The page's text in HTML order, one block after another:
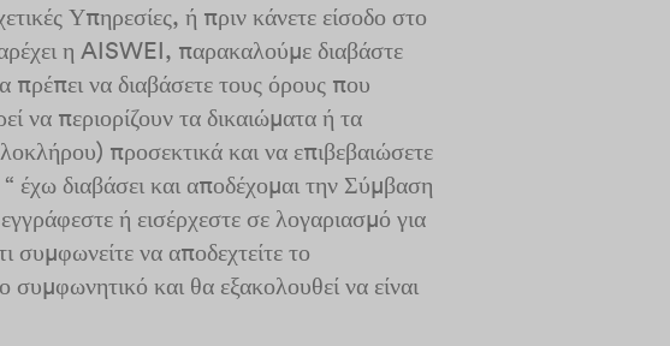
Υπηρεσίες, ή πριν κάνετε είσοδο στο
η AISWEI, παρακαλούμε διαβάστε
να διαβάσετε τους όρους που
να περιορίζουν τα δικαιώματα ή τα
προσεκτικά και να επιβεβαιώσετε
έχω διαβάσει και αποδέχομαι την Σύμβαση
ή εισέρχεστε σε λογαριασμό για
συμφωνείτε να αποδεχτείτε το
και θα εξακολουθεί να είναι